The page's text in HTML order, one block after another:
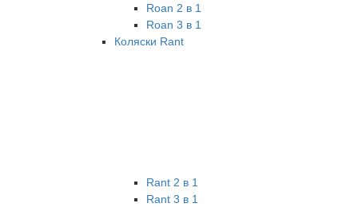
Roan 2 в 1
Roan 3 в 1
Коляски Rant
Rant 2 в 1
Rant 3 в 1